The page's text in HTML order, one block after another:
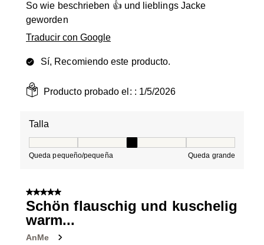
So wie beschrieben 👍 und lieblings Jacke
geworden
Traducir con Google
Sí, Recomiendo este producto.
Producto probado el: : 1/5/2026
Talla
Queda pequeño/pequeña Queda grande
5 de 5 estrellas.
Schön flauschig und kuschelig
warm...
AnMe